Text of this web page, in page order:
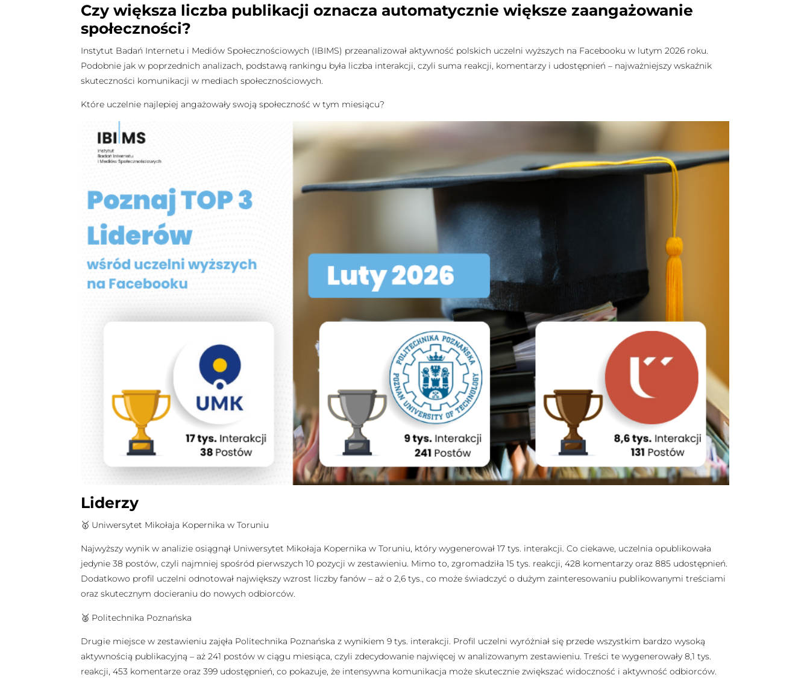
Czy większa liczba publikacji oznacza automatycznie większe zaangażowanie
społeczności?
Instytut Badań Internetu i Mediów Społecznościowych (IBIMS) przeanalizował aktywność polskich uczelni wyższych na Facebooku w lutym 2026 roku.
Podobnie jak w poprzednich analizach, podstawą rankingu była liczba interakcji, czyli suma reakcji, komentarzy i udostępnień – najważniejszy wskaźnik
skuteczności komunikacji w mediach społecznościowych.
Które uczelnie najlepiej angażowały swoją społeczność w tym miesiącu?
Liderzy
🥇 Uniwersytet Mikołaja Kopernika w Toruniu
Najwyższy wynik w analizie osiągnął Uniwersytet Mikołaja Kopernika w Toruniu, który wygenerował 17 tys. interakcji. Co ciekawe, uczelnia opublikowała
jedynie 38 postów, czyli najmniej spośród pierwszych 10 pozycji w zestawieniu. Mimo to, zgromadziła 15 tys. reakcji, 428 komentarzy oraz 885 udostępnień.
Dodatkowo profil uczelni odnotował największy wzrost liczby fanów – aż o 2,6 tys., co może świadczyć o dużym zainteresowaniu publikowanymi treściami
oraz skutecznym docieraniu do nowych odbiorców.
🥈 Politechnika Poznańska
Drugie miejsce w zestawieniu zajęła Politechnika Poznańska z wynikiem 9 tys. interakcji. Profil uczelni wyróżniał się przede wszystkim bardzo wysoką
aktywnością publikacyjną – aż 241 postów w ciągu miesiąca, czyli zdecydowanie najwięcej w analizowanym zestawieniu. Treści te wygenerowały 8,1 tys.
reakcji, 453 komentarze oraz 399 udostępnień, co pokazuje, że intensywna komunikacja może skutecznie zwiększać widoczność i aktywność odbiorców.